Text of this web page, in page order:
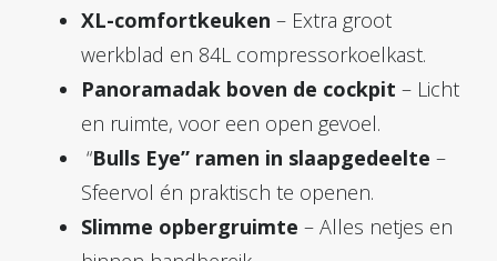
XL-comfortkeuken – Extra groot
werkblad en 84L compressorkoelkast.
Panoramadak boven de cockpit – Licht
en ruimte, voor een open gevoel.
“Bulls Eye” ramen in slaapgedeelte –
Sfeervol én praktisch te openen.
Slimme opbergruimte – Alles netjes en